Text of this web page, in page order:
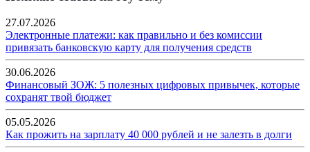
27.07.2026
Электронные платежи: как правильно и без комиссии
привязать банковскую карту для получения средств
30.06.2026
Финансовый ЗОЖ: 5 полезных цифровых привычек, которые
сохранят твой бюджет
05.05.2026
Как прожить на зарплату 40 000 рублей и не залезть в долги